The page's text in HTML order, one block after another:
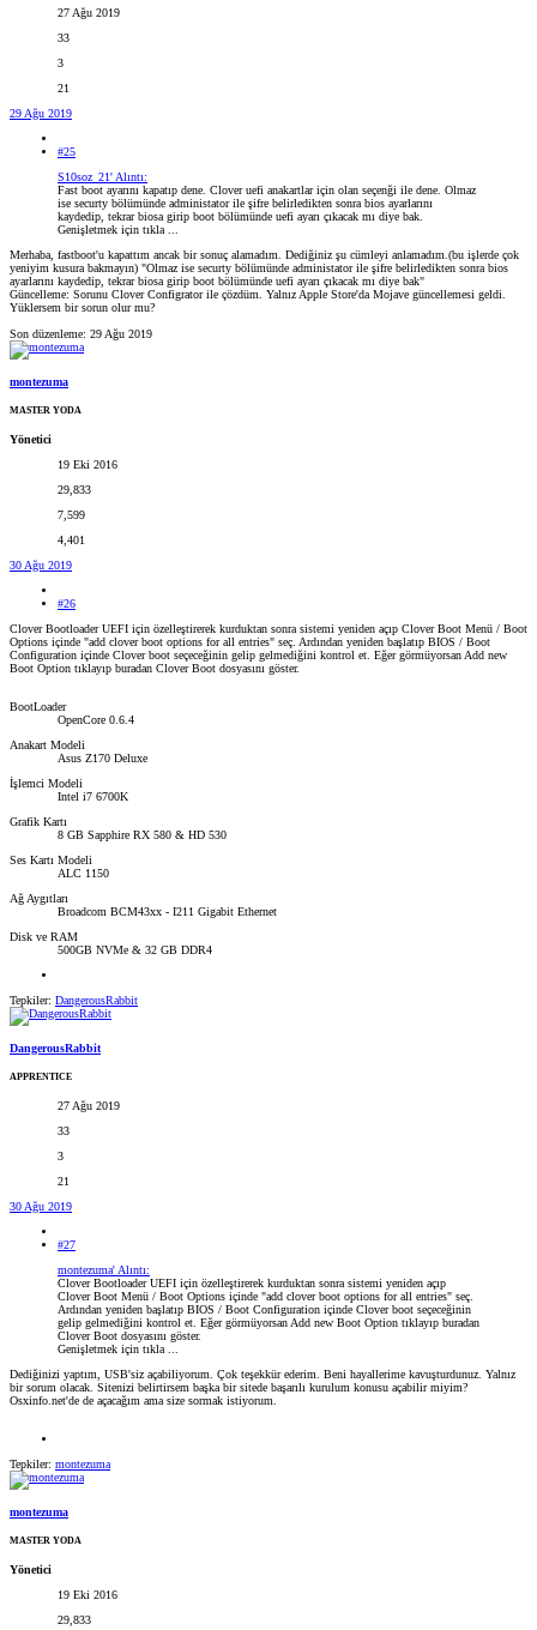
27 Ağu 2019
33
3
21
29 Ağu 2019
#25
S10soz_21' Alıntı:
Fast boot ayarını kapatıp dene. Clover uefi anakartlar için olan seçenği ile dene. Olmaz
ise securty bölümünde administator ile şifre belirledikten sonra bios ayarlarını
kaydedip, tekrar biosa girip boot bölümünde uefi ayarı çıkacak mı diye bak.
Genişletmek için tıkla ...
Merhaba, fastboot'u kapattım ancak bir sonuç alamadım. Dediğiniz şu cümleyi anlamadım.(bu işlerde çok
yeniyim kusura bakmayın) "Olmaz ise securty bölümünde administator ile şifre belirledikten sonra bios
ayarlarını kaydedip, tekrar biosa girip boot bölümünde uefi ayarı çıkacak mı diye bak"
Güncelleme: Sorunu Clover Configrator ile çözdüm. Yalnız Apple Store'da Mojave güncellemesi geldi.
Yüklersem bir sorun olur mu?
Son düzenleme: 29 Ağu 2019
montezuma
MASTER YODA
Yönetici
19 Eki 2016
29,833
7,599
4,401
30 Ağu 2019
#26
Clover Bootloader UEFI için özelleştirerek kurduktan sonra sistemi yeniden açıp Clover Boot Menü / Boot
Options içinde "add clover boot options for all entries" seç. Ardından yeniden başlatıp BIOS / Boot
Configuration içinde Clover boot seçeceğinin gelip gelmediğini kontrol et. Eğer görmüyorsan Add new
Boot Option tıklayıp buradan Clover Boot dosyasını göster.
BootLoader
OpenCore 0.6.4
Anakart Modeli
Asus Z170 Deluxe
İşlemci Modeli
Intel i7 6700K
Grafik Kartı
8 GB Sapphire RX 580 & HD 530
Ses Kartı Modeli
ALC 1150
Ağ Aygıtları
Broadcom BCM43xx - I211 Gigabit Ethernet
Disk ve RAM
500GB NVMe & 32 GB DDR4
Tepkiler: DangerousRabbit
DangerousRabbit
APPRENTICE
27 Ağu 2019
33
3
21
30 Ağu 2019
#27
montezuma' Alıntı:
Clover Bootloader UEFI için özelleştirerek kurduktan sonra sistemi yeniden açıp
Clover Boot Menü / Boot Options içinde "add clover boot options for all entries" seç.
Ardından yeniden başlatıp BIOS / Boot Configuration içinde Clover boot seçeceğinin
gelip gelmediğini kontrol et. Eğer görmüyorsan Add new Boot Option tıklayıp buradan
Clover Boot dosyasını göster.
Genişletmek için tıkla ...
Dediğinizi yaptım, USB'siz açabiliyorum. Çok teşekkür ederim. Beni hayallerime kavuşturdunuz. Yalnız
bir sorum olacak. Sitenizi belirtirsem başka bir sitede başarılı kurulum konusu açabilir miyim?
Osxinfo.net'de de açacağım ama size sormak istiyorum.
Tepkiler: montezuma
montezuma
MASTER YODA
Yönetici
19 Eki 2016
29,833